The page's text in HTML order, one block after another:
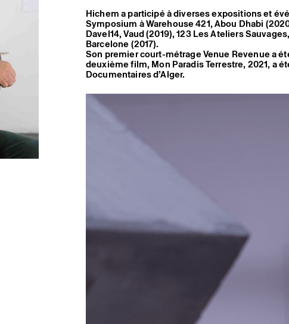
Hichem a participé à diverses expositions et
Symposium à Warehouse 421, Abou Dhabi
Davel14, Vaud (2019), 123 Les Ateliers
Barcelone (2017).
Son premier court-métrage Venue Revenue a
deuxième film, Mon Paradis Terrestre, 2021, a
Documentaires d’Alger.